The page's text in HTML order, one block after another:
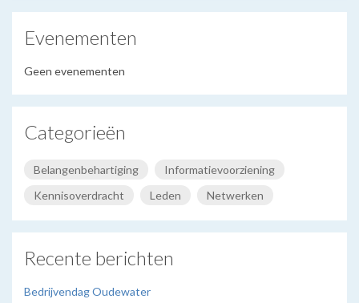
Evenementen
Geen evenementen
Categorieën
Belangenbehartiging
Informatievoorziening
Kennisoverdracht
Leden Netwerken
Recente berichten
Bedrijvendag Oudewater